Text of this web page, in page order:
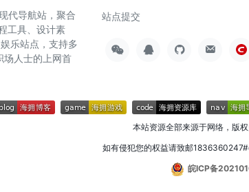
代导航站，聚合
工具、设计素
乐站点，支持多
场人士的上网首
站点提交
本站资源全部来源于网络，版
如有侵犯您的权益请致邮
皖ICP备